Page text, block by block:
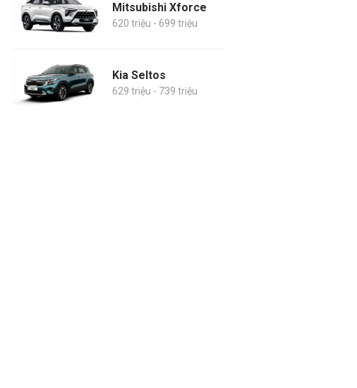
Mitsubishi Xforce
620 triệu - 699 triệu
Kia Seltos
629 triệu - 739 triệu